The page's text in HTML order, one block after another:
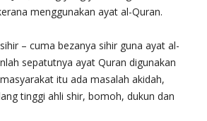
menggunakan ayat al-Quran.
– cuma bezanya sihir guna ayat al-
sepatutnya ayat Quran digunakan
itu ada masalah akidah,
tinggi ahli shir, bomoh, dukun dan